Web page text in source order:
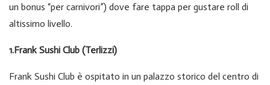
un bonus “per carnivori”) dove fare tappa per gustare roll di
altissimo livello.
1.Frank Sushi Club (Terlizzi)
Frank Sushi Club è ospitato in un palazzo storico del centro di